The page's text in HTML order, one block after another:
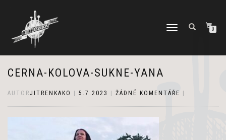
PŘEPNOUT
0
CERNA-KOLOVA-SUKNE-YANA
AUTORJITRENKAKO 5.7.2023 ŽÁDNÉ KOMENTÁŘE